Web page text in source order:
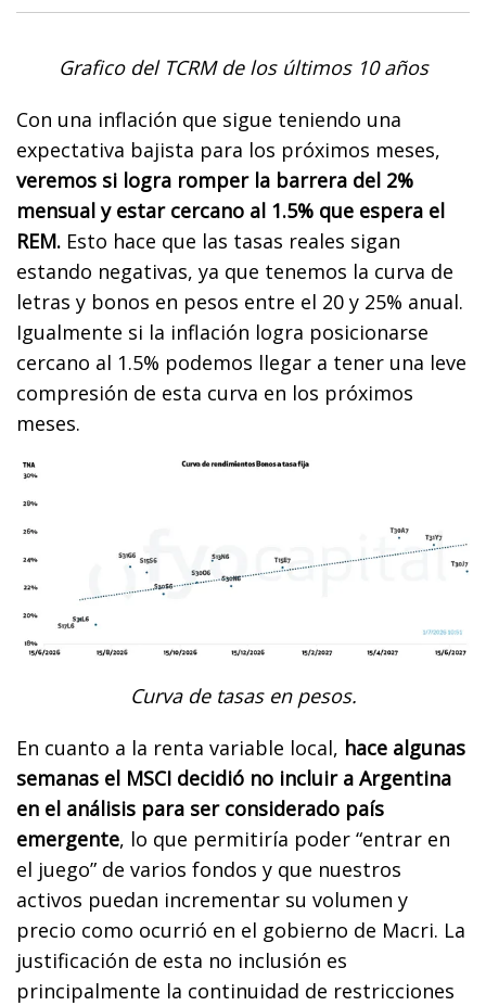
Grafico del TCRM de los últimos 10 años
Con una inflación que sigue teniendo una
expectativa bajista para los próximos meses,
veremos si logra romper la barrera del 2%
mensual y estar cercano al 1.5% que espera el
REM. Esto hace que las tasas reales sigan
estando negativas, ya que tenemos la curva de
letras y bonos en pesos entre el 20 y 25% anual.
Igualmente si la inflación logra posicionarse
cercano al 1.5% podemos llegar a tener una leve
compresión de esta curva en los próximos
meses.
Curva de tasas en pesos.
En cuanto a la renta variable local, hace algunas
semanas el MSCI decidió no incluir a Argentina
en el análisis para ser considerado país
emergente, lo que permitiría poder “entrar en
el juego” de varios fondos y que nuestros
activos puedan incrementar su volumen y
precio como ocurrió en el gobierno de Macri. La
justificación de esta no inclusión es
principalmente la continuidad de restricciones